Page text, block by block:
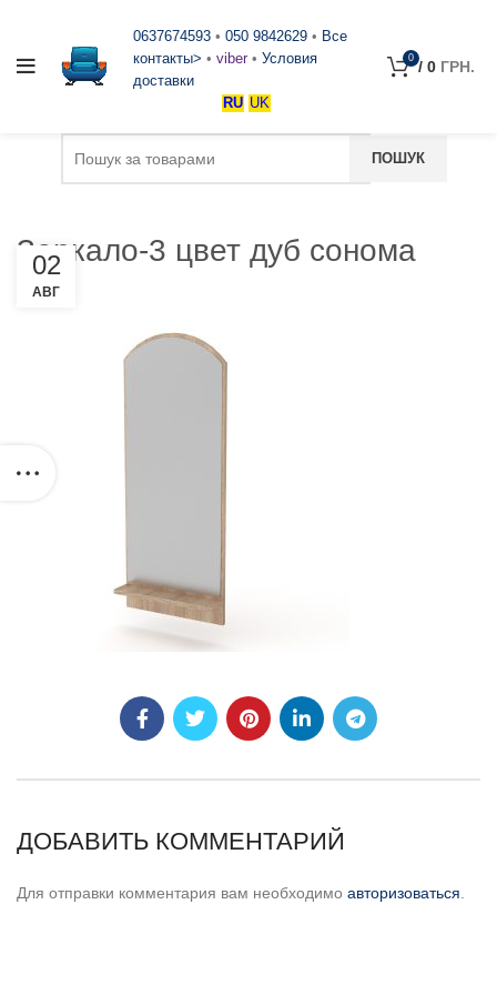
0637674593 • 050 9842629 • Все
контакты> • viber • Условия
доставки
RU UK
0 / 0 ГРН.
Зеркало-3 цвет дуб сонома
02
АВГ
ДОБАВИТЬ КОММЕНТАРИЙ
Для отправки комментария вам необходимо авторизоваться